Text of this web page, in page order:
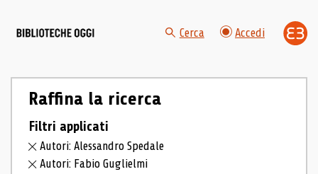
Cerca Accedi
Raffina la ricerca
Filtri applicati
Autori: Alessandro Spedale
Autori: Fabio Guglielmi